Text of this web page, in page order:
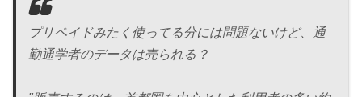
プリペイドみたく使ってる分には問題ないけど、通
勤通学者のデータは売られる？